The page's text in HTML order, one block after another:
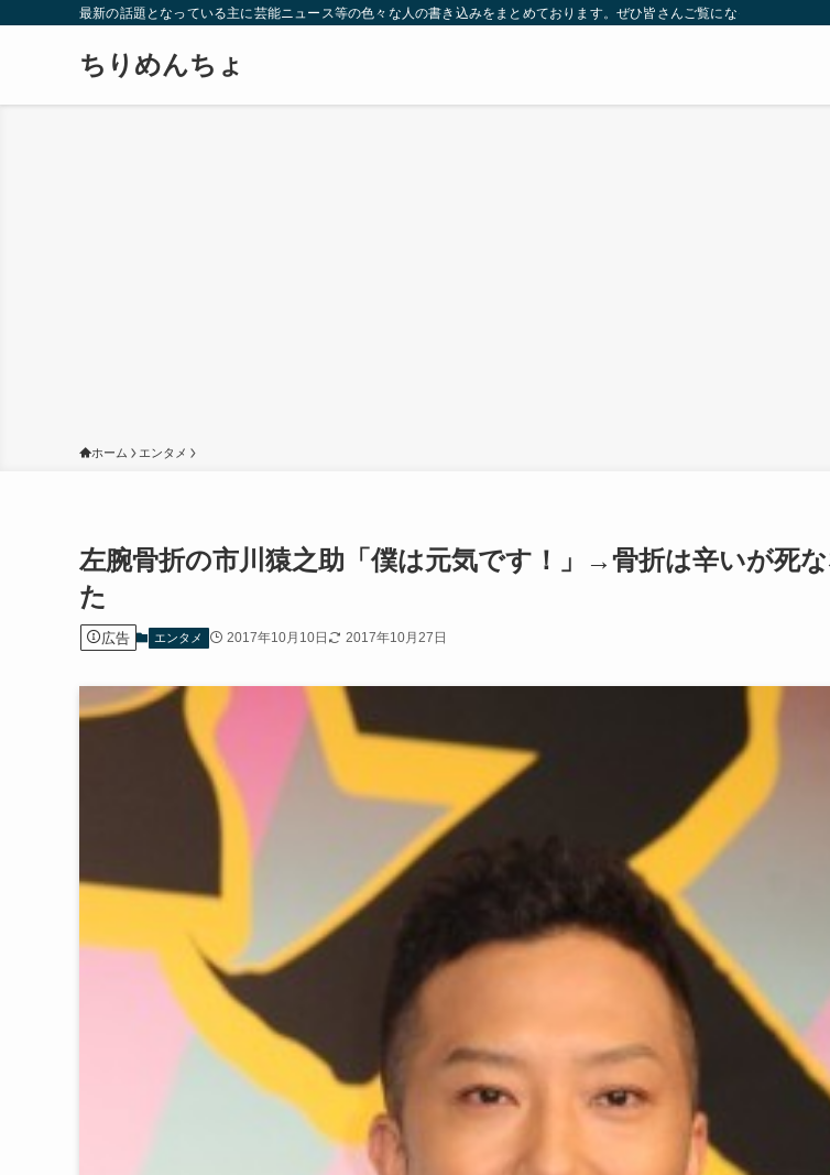
最新の話題となっている主に芸能ニュース等の色々な人の書き込みをまとめております。ぜひ皆さんご覧になっていってくだ
ちりめんちょ
ホーム エンタメ
左腕骨折の市川猿之助「僕は元気です！」→骨折は辛いが死
た
広告 エンタメ 2017年10月10日 2017年10月27日